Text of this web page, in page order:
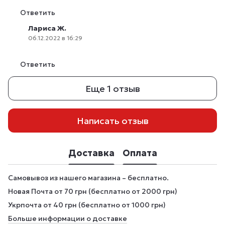
Ответить
Лариса Ж.
06.12.2022 в 16:29
Ответить
Еще 1 отзыв
Написать отзыв
Доставка Оплата
Самовывоз из нашего магазина – бесплатно.
Новая Почта от 70 грн (бесплатно от 2000 грн)
Укрпочта от 40 грн (бесплатно от 1000 грн)
Больше информации о доставке